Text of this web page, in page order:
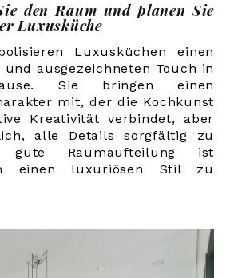
den Raum und planen Sie
Luxusküche
Luxusküchen einen
ausgezeichneten Touch in
Sie bringen einen
mit, der die Kochkunst
Kreativität verbindet, aber
alle Details sorgfältig zu
gute Raumaufteilung ist
einen luxuriösen Stil zu